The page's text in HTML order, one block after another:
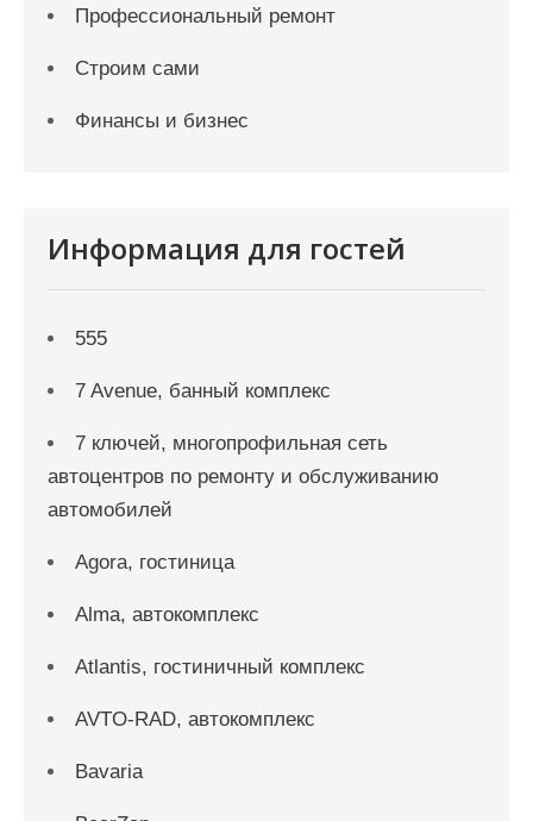
Профессиональный ремонт
Строим сами
Финансы и бизнес
Информация для гостей
555
7 Avenue, банный комплекс
7 ключей, многопрофильная сеть
автоцентров по ремонту и обслуживанию
автомобилей
Agora, гостиница
Alma, автокомплекс
Atlantis, гостиничный комплекс
AVTO-RAD, автокомплекс
Bavaria